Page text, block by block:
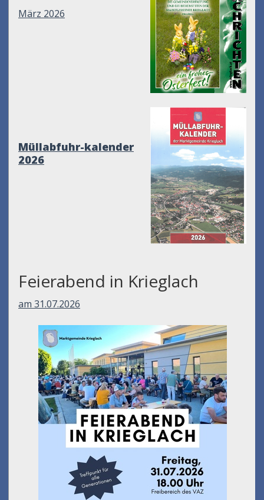
März 2026
Müllabfuhr-kalender
2026
Feierabend in Krieglach
am 31.07.2026